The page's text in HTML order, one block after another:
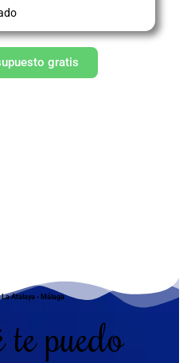
gratis
La Atalaya - Málaga
puedo